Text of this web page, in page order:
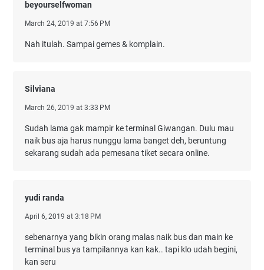
beyourselfwoman
March 24, 2019 at 7:56 PM
Nah itulah. Sampai gemes & komplain.
Silviana
March 26, 2019 at 3:33 PM
Sudah lama gak mampir ke terminal Giwangan. Dulu mau
naik bus aja harus nunggu lama banget deh, beruntung
sekarang sudah ada pemesana tiket secara online.
yudi randa
April 6, 2019 at 3:18 PM
sebenarnya yang bikin orang malas naik bus dan main ke
terminal bus ya tampilannya kan kak.. tapi klo udah begini,
kan seru